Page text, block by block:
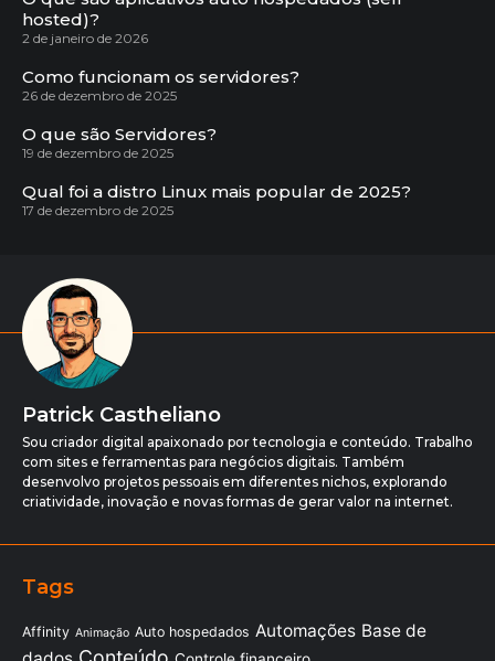
hosted)?
2 de janeiro de 2026
Como funcionam os servidores?
26 de dezembro de 2025
O que são Servidores?
19 de dezembro de 2025
Qual foi a distro Linux mais popular de 2025?
17 de dezembro de 2025
Patrick Castheliano
Sou criador digital apaixonado por tecnologia e conteúdo. Trabalho
com sites e ferramentas para negócios digitais. Também
desenvolvo projetos pessoais em diferentes nichos, explorando
criatividade, inovação e novas formas de gerar valor na internet.
Tags
Affinity Animação Auto hospedados Automações Base de